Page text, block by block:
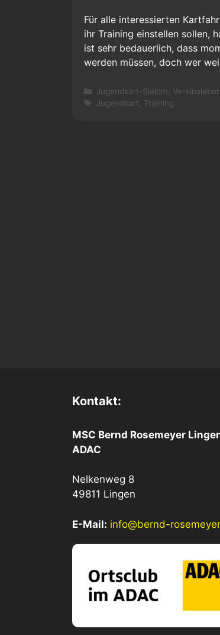
Für alle interessierten
ihr Training einstellen sollen,
ist sehr bedauerlich, dass
werden müssen, doch wer
Kategorien
Jugendkart-Slalom
Vereinsleben
Schlagwörter
Jugendkart Training
Kontakt:
MSC Bernd Rosemeyer
ADAC
Nelkenweg 8
49811 Lingen
E-Mail: info@bernd-